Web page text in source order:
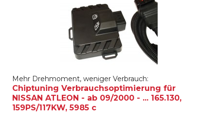
Mehr Drehmoment, weniger Verbrauch:
Chiptuning Verbrauchsoptimierung für
NISSAN ATLEON - ab 09/2000 - ... 165.130,
159PS/117KW, 5985 c